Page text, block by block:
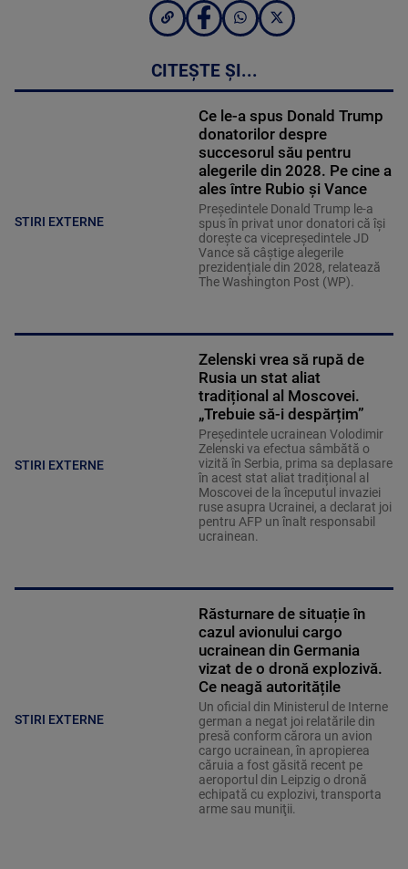
CITEȘTE ȘI...
STIRI EXTERNE
Ce le-a spus Donald Trump
donatorilor despre
succesorul său pentru
alegerile din 2028. Pe cine a
ales între Rubio și Vance
Președintele Donald Trump le-a
spus în privat unor donatori că își
dorește ca vicepreședintele JD
Vance să câștige alegerile
prezidențiale din 2028, relatează
The Washington Post (WP).
STIRI EXTERNE
Zelenski vrea să rupă de
Rusia un stat aliat
tradițional al Moscovei.
„Trebuie să-i despărțim”
Președintele ucrainean Volodimir
Zelenski va efectua sâmbătă o
vizită în Serbia, prima sa deplasare
în acest stat aliat tradițional al
Moscovei de la începutul invaziei
ruse asupra Ucrainei, a declarat joi
pentru AFP un înalt responsabil
ucrainean.
STIRI EXTERNE
Răsturnare de situație în
cazul avionului cargo
ucrainean din Germania
vizat de o dronă explozivă.
Ce neagă autoritățile
Un oficial din Ministerul de Interne
german a negat joi relatările din
presă conform cărora un avion
cargo ucrainean, în apropierea
căruia a fost găsită recent pe
aeroportul din Leipzig o dronă
echipată cu explozivi, transporta
arme sau muniţii.